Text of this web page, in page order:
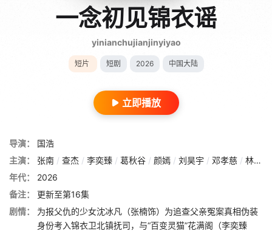
一念初见锦衣谣
yinianchujianjinyiyao
短片 短剧 2026 中国大陆
立即播放
导演：
国浩
主演：
张南 / 查杰 / 李奕臻 / 葛秋谷 / 颜嫣 / 刘昊宇 / 邓孝慈 / 林晓峰
年代：
2026
备注：
更新至第16集
剧情：
为报父仇的少女沈冰凡（张楠饰）为追查父亲冤案真相伪装
身份考入锦衣卫北镇抚司，与“百变灵猫”花满阁（李奕臻